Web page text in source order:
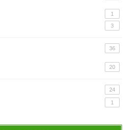
1
3
36
20
24
1